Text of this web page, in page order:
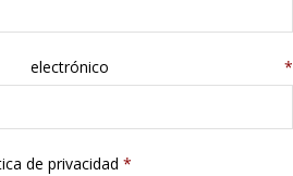
*
de privacidad *